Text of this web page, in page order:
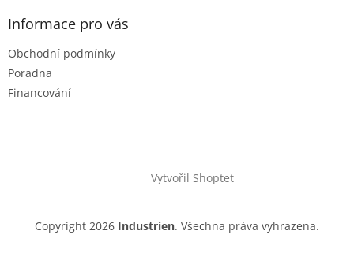
Informace pro vás
Obchodní podmínky
Poradna
Financování
Vytvořil Shoptet
Copyright 2026 Industrien. Všechna práva vyhrazena.